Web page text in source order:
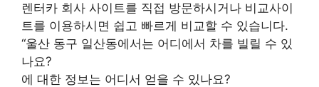
렌터카 회사 사이트를 직접 방문하시거나 비교사이
트를 이용하시면 쉽고 빠르게 비교할 수 있습니다.
“울산 동구 일산동에서는 어디에서 차를 빌릴 수 있
나요?
에 대한 정보는 어디서 얻을 수 있나요?